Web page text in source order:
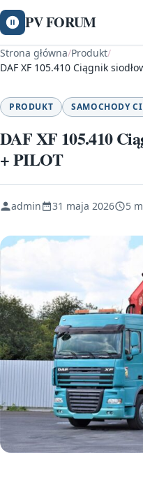
PV FORUM
Strona główna/Produkt/
DAF XF 105.410 Ciągnik
PRODUKT SAMOCHODY
DAF XF 105.410
+ PILOT
admin 31 maja 2026 5